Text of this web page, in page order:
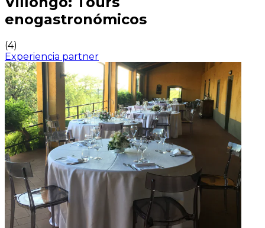
enogastronómicos
(4)
Experiencia partner